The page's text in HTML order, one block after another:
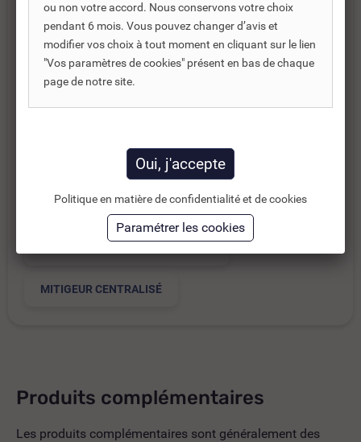
2 Joints filtre
2 clapets anti-retour NF
Normes / Agréments :
Résistance au brouillard salin 200 H conformément
EN1982, EN12164, EN 12165
MITIGEUR CENTRALISÉ
Produits complémentaires
Les produits complémentaires sont généralement des
ou non votre accord. Nous conservons votre choix
pendant 6 mois. Vous pouvez changer d’avis et
modifier vos choix à tout moment en cliquant sur le lien
"Vos paramètres de cookies" présent en bas de chaque
page de notre site.
Politique en matière de confidentialité et de cookies